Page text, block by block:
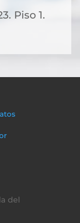
Piso 1.